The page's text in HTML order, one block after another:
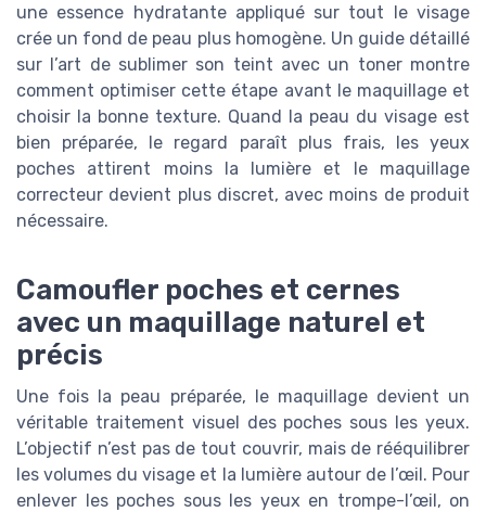
une essence hydratante appliqué sur tout le visage
crée un fond de peau plus homogène. Un guide détaillé
sur l’art de sublimer son teint avec un toner montre
comment optimiser cette étape avant le maquillage et
choisir la bonne texture. Quand la peau du visage est
bien préparée, le regard paraît plus frais, les yeux
poches attirent moins la lumière et le maquillage
correcteur devient plus discret, avec moins de produit
nécessaire.
Camoufler poches et cernes
avec un maquillage naturel et
précis
Une fois la peau préparée, le maquillage devient un
véritable traitement visuel des poches sous les yeux.
L’objectif n’est pas de tout couvrir, mais de rééquilibrer
les volumes du visage et la lumière autour de l’œil. Pour
enlever les poches sous les yeux en trompe-l’œil, on